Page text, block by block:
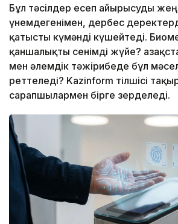
Бұл тәсілдер есеп айырысуды
үнемдегенімен, дербес
қатысты күмәнді күшейтеді.
қаншалықты сенімді жүйе?
мен әлемдік тәжірибеде бұл
реттеледі? Kazinform тілшісі
сарапшылармен бірге зерделеді.